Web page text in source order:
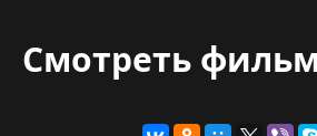
Смотреть фильм